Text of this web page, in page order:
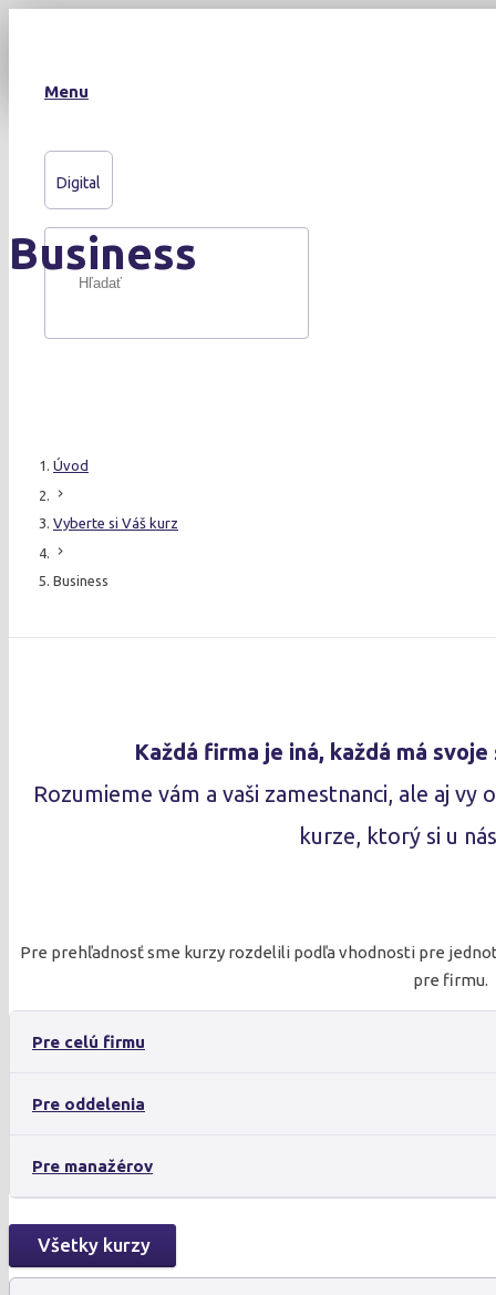
Menu
Digital
Business
Úvod
chevron_right
Vyberte si Váš kurz
chevron_right
Business
Každá firma je iná, každá má
Rozumieme vám a vaši zamestnanci, ale aj
kurze, ktorý si u
Pre prehľadnosť sme kurzy rozdelili podľa vhodnosti pre
pre firmu.
Pre celú firmu
Pre oddelenia
Pre manažérov
Všetky kurzy